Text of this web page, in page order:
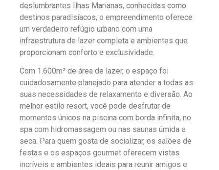
deslumbrantes Ilhas Marianas, conhecidas como
destinos paradisíacos, o empreendimento oferece
um verdadeiro refúgio urbano com uma
infraestrutura de lazer completa e ambientes que
proporcionam conforto e exclusividade.
Com 1.600m² de área de lazer, o espaço foi
cuidadosamente planejado para atender a todas as
suas necessidades de relaxamento e diversão. Ao
melhor estilo resort, você pode desfrutar de
momentos únicos na piscina com borda infinita, no
spa com hidromassagem ou nas saunas úmida e
seca. Para quem gosta de socializar, os salões de
festas e os espaços gourmet oferecem vistas
incríveis e ambientes ideais para reunir amigos e